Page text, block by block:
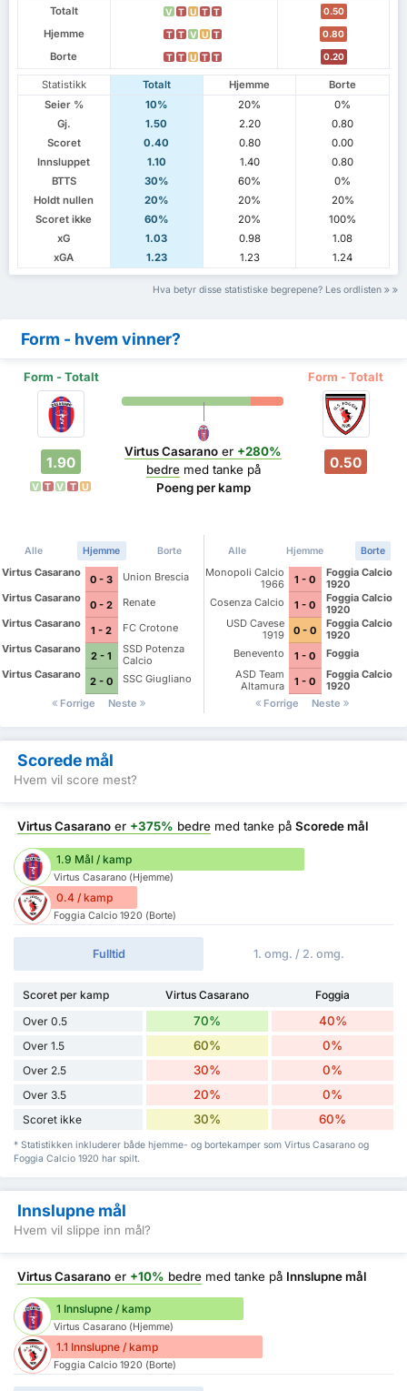
Totalt
V T U T T 0.50
Hjemme T T V U T 0.80
Borte T T U T T 0.20
Statistikk Totalt Hjemme
Borte
Seier %
10% 20%
0%
Gj.
1.50 2.20
0.80
Scoret
0.40 0.80
0.00
Innsluppet
1.10 1.40
0.80
BTTS
30% 60%
0%
Holdt nullen
20% 20%
20%
Scoret ikke
60% 20%
100%
xG
1.03 0.98
1.08
xGA
1.23 1.23 1.24
Hva betyr disse statistiske begrepene? Les ordlisten
Form - hvem vinner?
Form - Totalt Form - Totalt
1.90
V T V T U
Virtus Casarano er +280%
bedremed tanke på
Poeng per kamp
0.50
Alle Hjemme Borte
Virtus Casarano
0 - 3
Union Brescia
Virtus Casarano
0 - 2
Renate
Virtus Casarano
1 - 2
FC Crotone
Virtus Casarano
2 - 1
SSD Potenza
Calcio
Virtus Casarano
2 - 0
SSC Giugliano
Forrige
Neste
Alle Hjemme Borte
Monopoli Calcio
1966
1 - 0
Foggia Calcio
1920
Cosenza Calcio
1 - 0
Foggia Calcio
1920
USD Cavese
1919
0 - 0
Foggia Calcio
1920
Benevento
1 - 0
Foggia
ASD Team
Altamura
1 - 0
Foggia Calcio
1920
Forrige
Neste
Scorede mål
Hvem vil score mest?
Virtus Casarano er +375% bedre med tanke på Scorede mål
1.9 Mål / kamp
Virtus Casarano (Hjemme)
0.4 / kamp
Foggia Calcio 1920 (Borte)
Fulltid 1. omg. / 2. omg.
Scoret per kamp Virtus Casarano
Foggia
Over 0.5
70% 40%
Over 1.5 60% 0%
Over 2.5 30% 0%
Over 3.5 20% 0%
Scoret ikke 30% 60%
* Statistikken inkluderer både hjemme- og bortekamper som Virtus Casarano og
Foggia Calcio 1920 har spilt.
Innslupne mål
Hvem vil slippe inn mål?
Virtus Casarano er +10% bedre med tanke på Innslupne mål
1 Innslupne / kamp
Virtus Casarano (Hjemme)
1.1 Innslupne / kamp
Foggia Calcio 1920 (Borte)